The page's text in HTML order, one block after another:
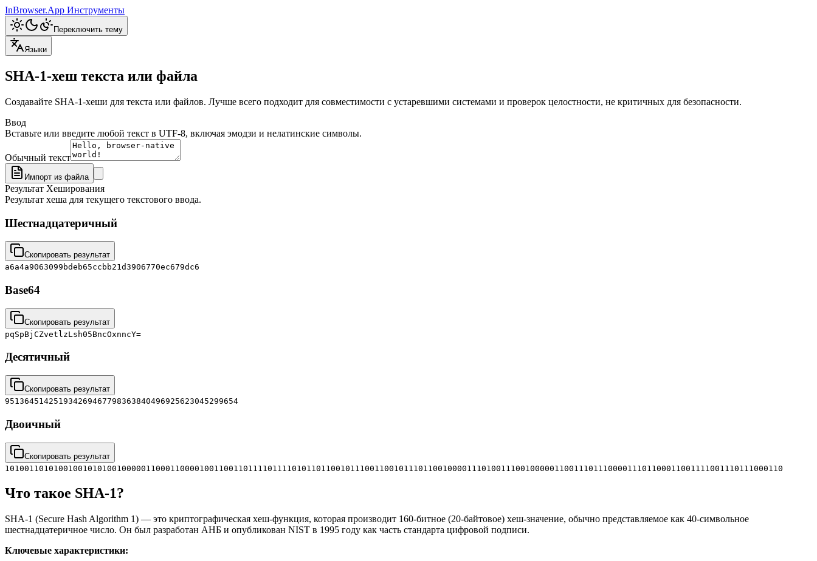
InBrowser.App Инструменты
Переключить тему
Языки
SHA-1-хеш текста или файла
Создавайте SHA-1-хеши для текста или файлов. Лучше всего подходит для совместимости с устаревшими системами и проверок целостности, не критичных для безопасности.
Ввод
Вставьте или введите любой текст в UTF-8, включая эмодзи и нелатинские символы.
Обычный текст
Импорт из файла
Результат Хеширования
Результат хеша для текущего текстового ввода.
Шестнадцатеричный
Скопировать результат
a6a4a9063099bdeb65ccbb21d3906770ec679dc6
Base64
Скопировать результат
pqSpBjCZvetlzLsh05BncOxnncY=
Десятичный
Скопировать результат
951364514251934269467798363840496925623045299654
Двоичный
Скопировать результат
1010011010100100101010010000011000110000100110011011110111101011011001011100110010111011001000011101001110010000011001110111000011101100011001111001110111000110
Что такое SHA-1?
SHA-1 (Secure Hash Algorithm 1) — это криптографическая хеш-функция, которая производит 160-битное (20-байтовое) хеш-значение, обычно представляемое как 40-символьное
шестнадцатеричное число. Он был разработан АНБ и опубликован NIST в 1995 году как часть стандарта цифровой подписи.
Ключевые характеристики: